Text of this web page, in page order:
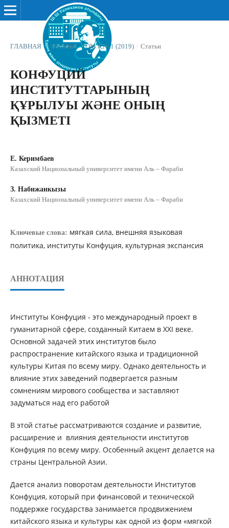
ГЛАВНАЯ / АРХИВЫ / ТОМ 6 № 1 (2019) / Статьи
КОНФУЦИЙ
ИНСТИТУТТАРЫНЫҢ
ҚҰРЫЛУЫ ЖƏНЕ ОНЫҢ
ҚЫЗМЕТІ
Е. Керимбаев
Казахский Национальный университет имени Аль – Фараби
З. Набижанкызы
Казахский Национальный университет имени Аль – Фараби
Ключевые слова: мягкая сила, внешняя языковая
политика, институты Конфуция, культурная экспансия
АННОТАЦИЯ
Институты Конфуция - это международный проект в
гуманитарной сфере, созданный Китаем в XXI веке.
Основной задачей этих институтов было
распространение китайского языка и традиционной
культуры Китая по всему миру. Однако деятельность и
влияние этих заведений подвергается разным
сомнениям мирового сообщества и заставляют
задуматься над его работой
В этой статье рассматриваются создание и развитие,
расширение и влияния деятельности институтов
Конфуция по всему миру. Особенный акцент делается на
страны Центральной Азии.
Дается анализ поворотам деятельности Институтов
Конфуция, который при финансовой и технической
поддержке государства занимается продвижением
китайского языка и культуры как одной из форм «мягкой